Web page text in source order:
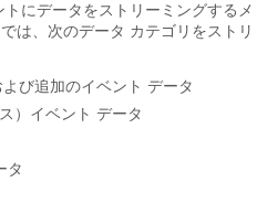
にデータをストリーミングするメ
は、次のデータ カテゴリをストリ
び追加のイベント データ
）イベント データ
タ